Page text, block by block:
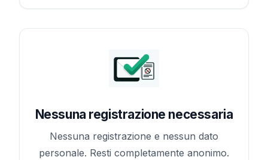
Nessuna registrazione necessaria
Nessuna registrazione e nessun dato
personale. Resti completamente anonimo.